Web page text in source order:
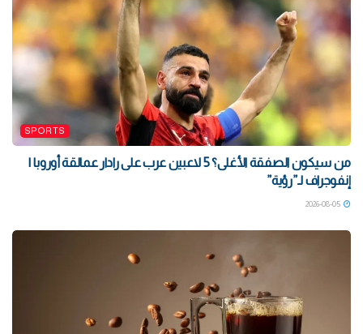
SPORTS
من سيكون الصفقة الأغلى؟ 5 لاعبين عرب على رادار عمالقة أوروبا |
إنفوجراف لـ”رؤية”